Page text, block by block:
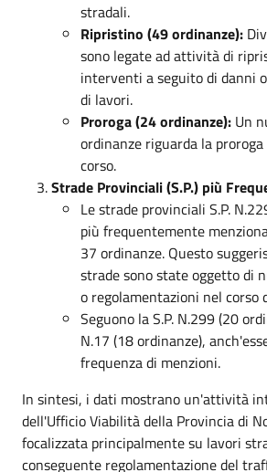
stradali.
Ripristino (49 ordinanze):
sono legate ad attività di
interventi a seguito di danni
di lavori.
Proroga (24 ordinanze): Un
ordinanze riguarda la
corso.
Strade Provinciali (S.P.) più
Le strade provinciali S.P.
più frequentemente
37 ordinanze. Questo
strade sono state oggetto di
o regolamentazioni nel corso
Seguono la S.P. N.299 (20
N.17 (18 ordinanze),
frequenza di menzioni.
In sintesi, i dati mostrano un'attività
dell'Ufficio Viabilità della Provincia di
focalizzata principalmente su lavori
conseguente regolamentazione del